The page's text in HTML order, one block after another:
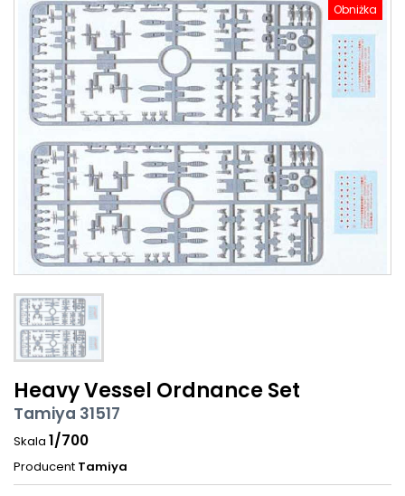
Obniżka
Heavy Vessel Ordnance Set
Tamiya 31517
Skala 1/700
Producent Tamiya